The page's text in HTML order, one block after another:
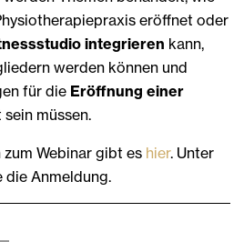
eröffnet oder
integrieren kann,
werden können und
für die Eröffnung einer
müssen.
Webinar gibt es hier. Unter
die Anmeldung.